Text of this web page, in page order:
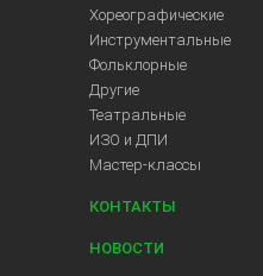
Хореографические
Инструментальные
Фольклорные
Другие
Театральные
ИЗО и ДПИ
Мастер-классы
КОНТАКТЫ
НОВОСТИ